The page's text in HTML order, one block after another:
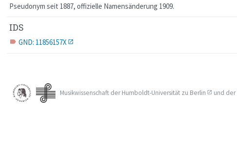
Pseudonym seit 1887, offizielle Namensänderung 1909.
IDS
label GND: 11856157X
Musikwissenschaft derHumboldt-Universität zu Berlin und der